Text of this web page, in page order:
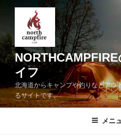
ン
ツ
へ
キ
ッ
イフ
北海道からキャンプや釣りなどアウ
るサイトです。
メニ